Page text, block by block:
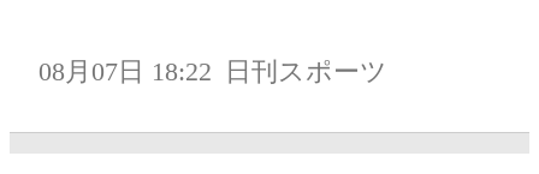
08月07日 18:22 日刊スポーツ